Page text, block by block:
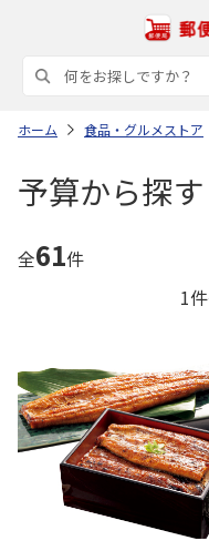
ホーム 食品・グルメストア
予算から探す
全61件
1